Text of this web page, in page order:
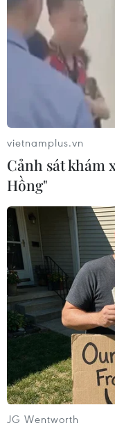
Mỹ: Trung
Canada mang
17/01/2019 02:04
Ngoại trưởng Mỹ
Canada Chrystia
"bày tỏ quan ngại
dân Canada mang
vietnamplus.vn
Cảnh sát khám
Hồng"
JG Wentworth